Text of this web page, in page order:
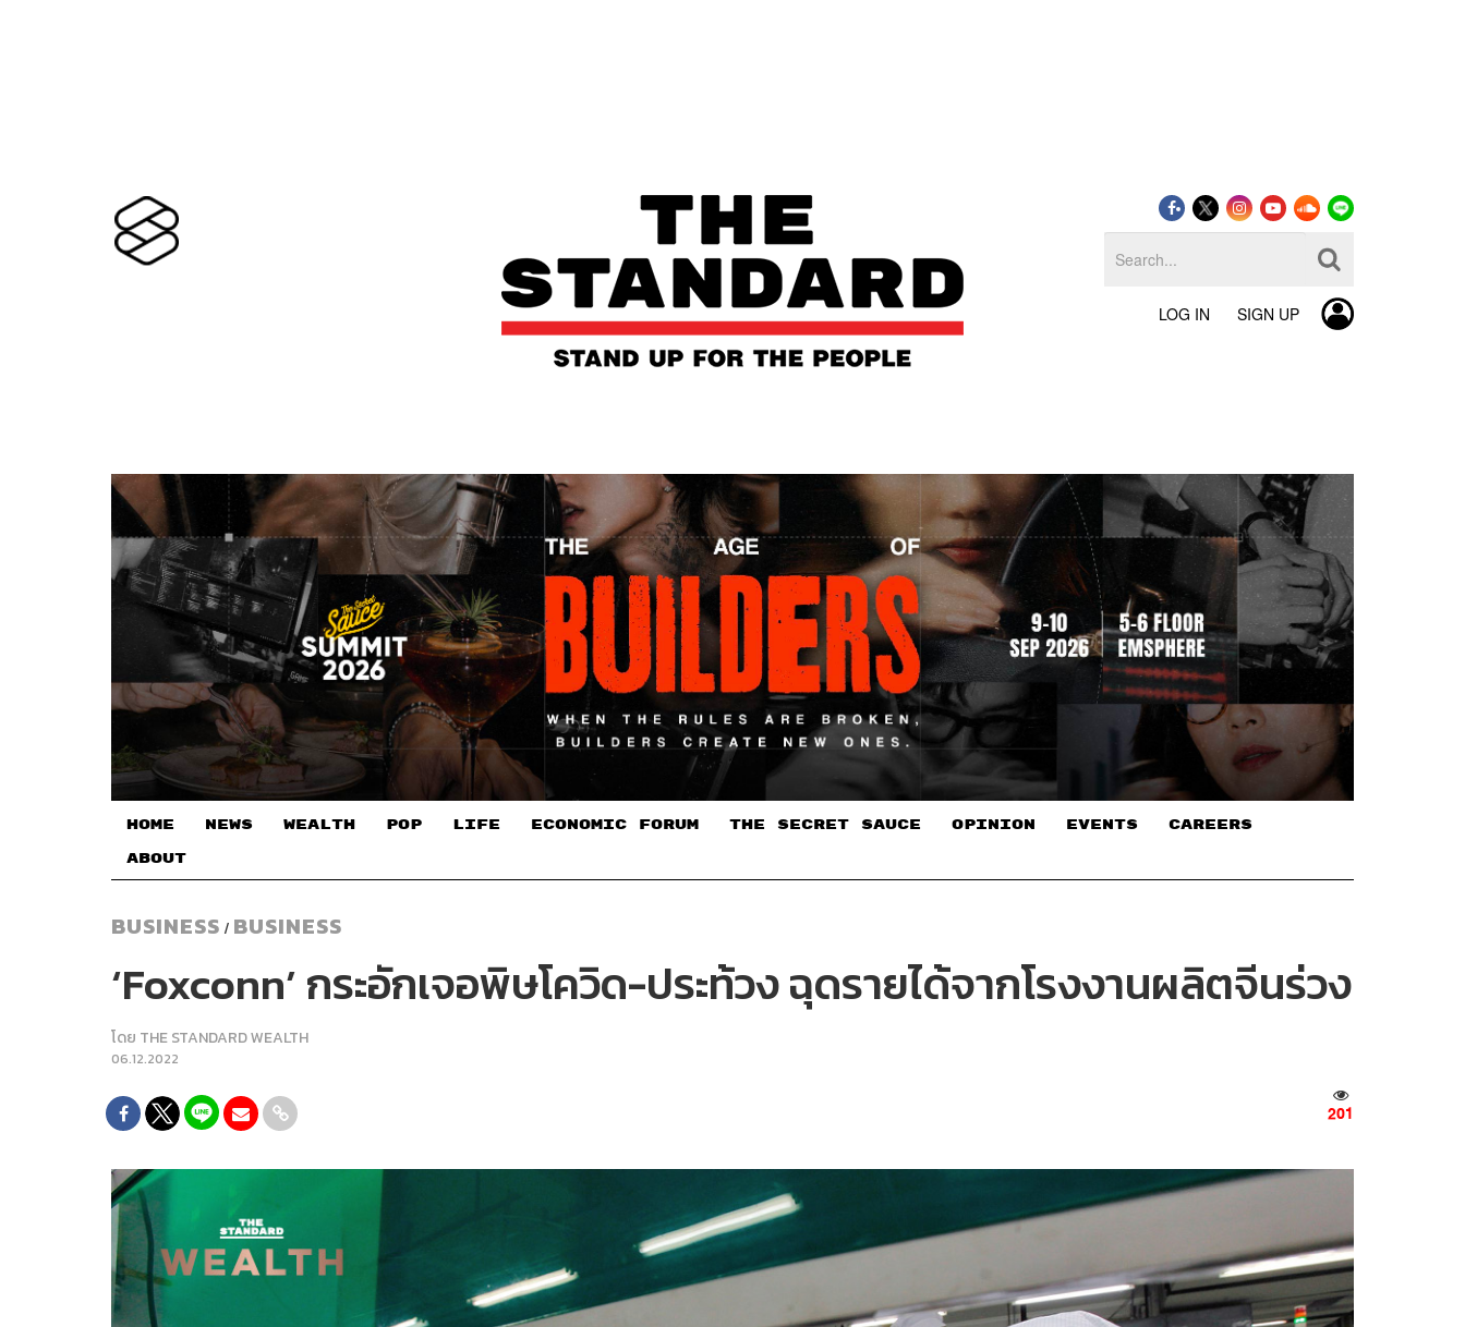
LOG IN SIGN UP
HOME NEWS WEALTH POP LIFE ECONOMIC FORUM THE SECRET SAUCE​ OPINION EVENTS CAREERS
ABOUT
BUSINESS / BUSINESS
‘Foxconn’ กระอักเจอพิษโควิด-ประท้วง ฉุดรายได้จากโรงงานผลิตจีนร่วง
โดย THE STANDARD WEALTH
06.12.2022
201